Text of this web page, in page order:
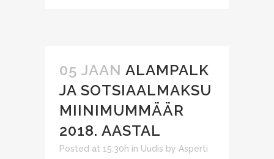
05 JAAN ALAMPALK
JA SOTSIAALMAKSU
MIINIMUMMÄÄR
2018. AASTAL
Posted at 15:30h in Uudis by Asperti